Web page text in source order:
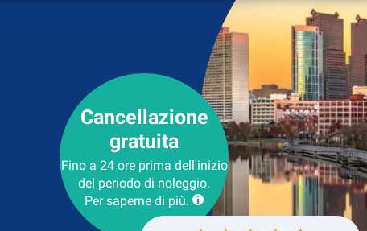
Luogo del noleggio
Luogo di ritorno
Ritorno
Cancellazione
gratuita
Fino a 24 ore prima dell'inizio
del periodo di noleggio.
Per saperne di più.